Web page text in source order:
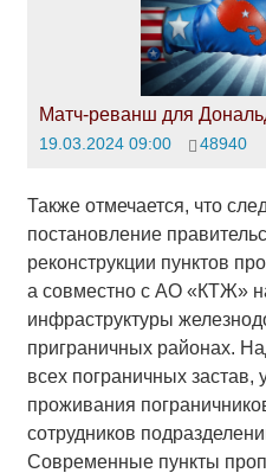
Матч-реванш для
19.03.2024 09:00 48940
Также отмечается, что
постановление
реконструкции пунктов
а совместно с АО «КТЖ»
инфраструктуры
приграничных районах.
всех пограничных застав,
проживания
сотрудников
Современные пункты